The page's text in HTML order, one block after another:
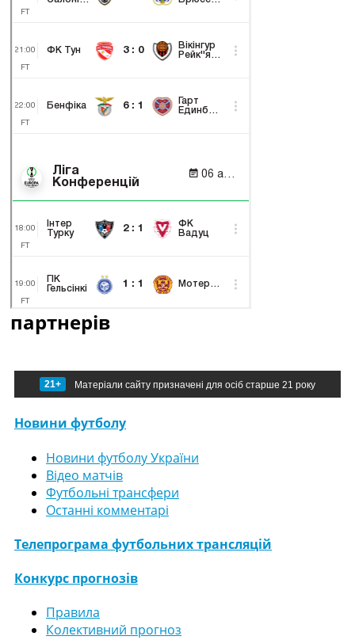
партнерів
21+ Матеріали сайту призначені для осіб старше 21 року
Новини футболу
Новини футболу України
Відео матчів
Футбольні трансфери
Останні комментарі
Телепрограма футбольних трансляцій
Конкурс прогнозів
Правила
Колективний прогноз